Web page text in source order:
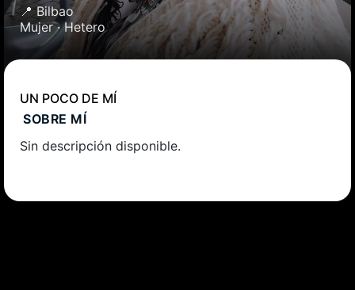
📍Bilbao
Mujer ·Hetero
UN POCO DE MÍ
SOBRE MÍ
Sin descripción disponible.